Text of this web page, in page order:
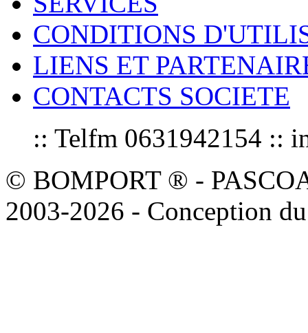
CONDITIONS
LIENS ET
CONTACTS SOCIETE
:: Telfm 0631942154 ::
© BOMPORT ® -
2003-2026 - Conception